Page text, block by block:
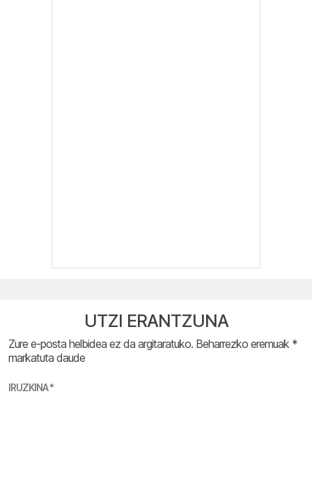
UTZI ERANTZUNA
Zure e-posta helbidea ez da argitaratuko. Beharrezko eremuak *
markatuta daude
IRUZKINA*